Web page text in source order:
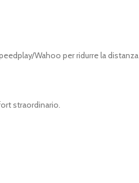
Wahoo per ridurre la
straordinario.